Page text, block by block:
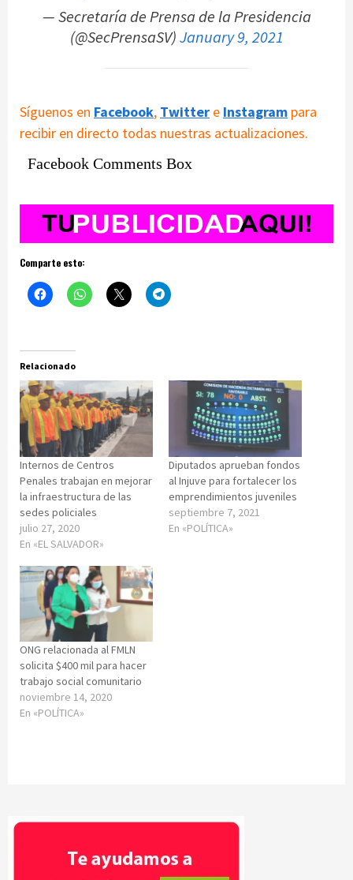
— Secretaría de Prensa de la Presidencia
(@SecPrensaSV)January 9, 2021
Síguenos en Facebook, Twitter e Instagram para
recibir en directo todas nuestras actualizaciones.
Facebook Comments Box
Comparte esto:
Relacionado
Internos de Centros
Penales trabajan en mejorar
la infraestructura de las
sedes policiales
julio 27, 2020
En «EL SALVADOR»
Diputados aprueban fondos
al Injuve para fortalecer los
emprendimientos juveniles
septiembre 7, 2021
En «POLÍTICA»
ONG relacionada al FMLN
solicita $400 mil para hacer
trabajo social comunitario
noviembre 14, 2020
En «POLÍTICA»